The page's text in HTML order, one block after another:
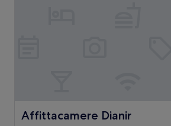
Affittacamere Dianir
Affittacamere Dianir